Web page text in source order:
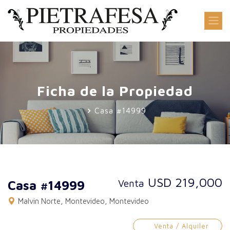
Ficha de la Propiedad
Casa #14999
Casa #14999 Venta USD 219,000
Malvin Norte, Montevideo, Montevideo
Venta / Alquiler